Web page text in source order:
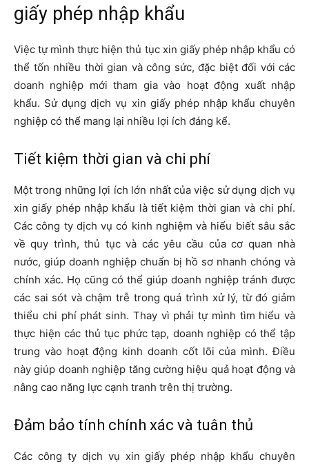
giấy phép nhập khẩu
Việc tự mình thực hiện thủ tục xin giấy phép nhập khẩu có
thể tốn nhiều thời gian và công sức, đặc biệt đối với các
doanh nghiệp mới tham gia vào hoạt động xuất nhập
khẩu. Sử dụng dịch vụ xin giấy phép nhập khẩu chuyên
nghiệp có thể mang lại nhiều lợi ích đáng kể.
Tiết kiệm thời gian và chi phí
Một trong những lợi ích lớn nhất của việc sử dụng dịch vụ
xin giấy phép nhập khẩu là tiết kiệm thời gian và chi phí.
Các công ty dịch vụ có kinh nghiệm và hiểu biết sâu sắc
về quy trình, thủ tục và các yêu cầu của cơ quan nhà
nước, giúp doanh nghiệp chuẩn bị hồ sơ nhanh chóng và
chính xác. Họ cũng có thể giúp doanh nghiệp tránh được
các sai sót và chậm trễ trong quá trình xử lý, từ đó giảm
thiểu chi phí phát sinh. Thay vì phải tự mình tìm hiểu và
thực hiện các thủ tục phức tạp, doanh nghiệp có thể tập
trung vào hoạt động kinh doanh cốt lõi của mình. Điều
này giúp doanh nghiệp tăng cường hiệu quả hoạt động và
nâng cao năng lực cạnh tranh trên thị trường.
Đảm bảo tính chính xác và tuân thủ
Các công ty dịch vụ xin giấy phép nhập khẩu chuyên